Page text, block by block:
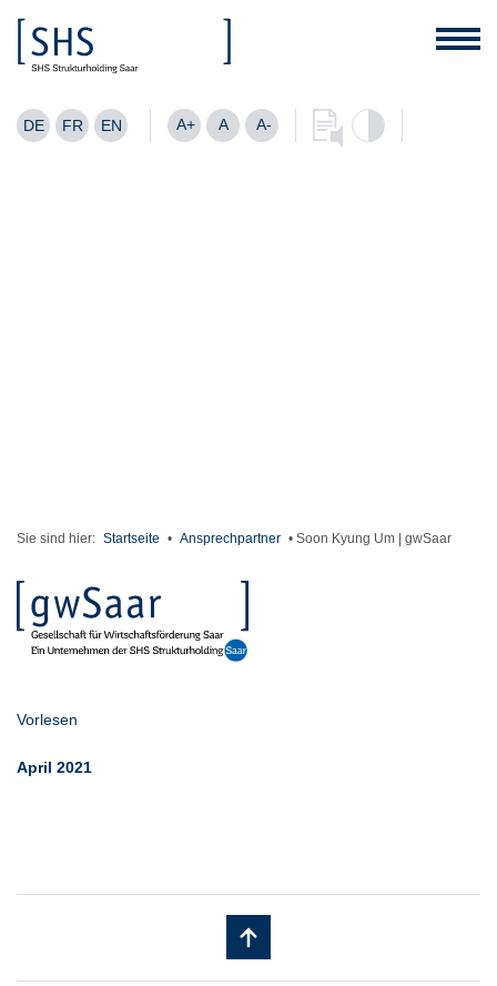
DE FR EN A+ A A-
Sie sind hier: Startseite • Ansprechpartner • Soon Kyung Um | gwSaar
Vorlesen
April 2021